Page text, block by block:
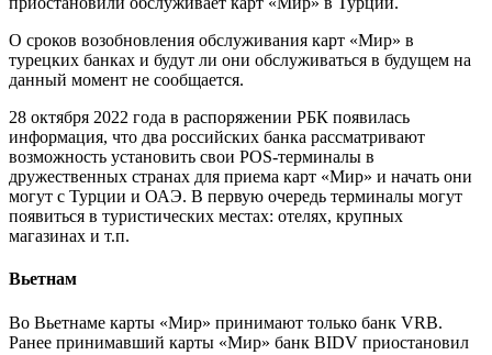
О сроков возобновления обслуживания карт «Мир» в
турецких банках и будут ли они обслуживаться в будущем на
данный момент не сообщается.
28 октября 2022 года в распоряжении РБК появилась
информация, что два российских банка рассматривают
возможность установить свои POS-терминалы в
дружественных странах для приема карт «Мир» и начать они
могут с Турции и ОАЭ. В первую очередь терминалы могут
появиться в туристических местах: отелях, крупных
магазинах и т.п.
Вьетнам
Во Вьетнаме карты «Мир» принимают только банк VRB.
Ранее принимавший карты «Мир» банк BIDV приостановил